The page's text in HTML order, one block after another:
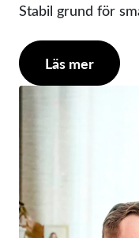
Stabil grund för
Läs mer